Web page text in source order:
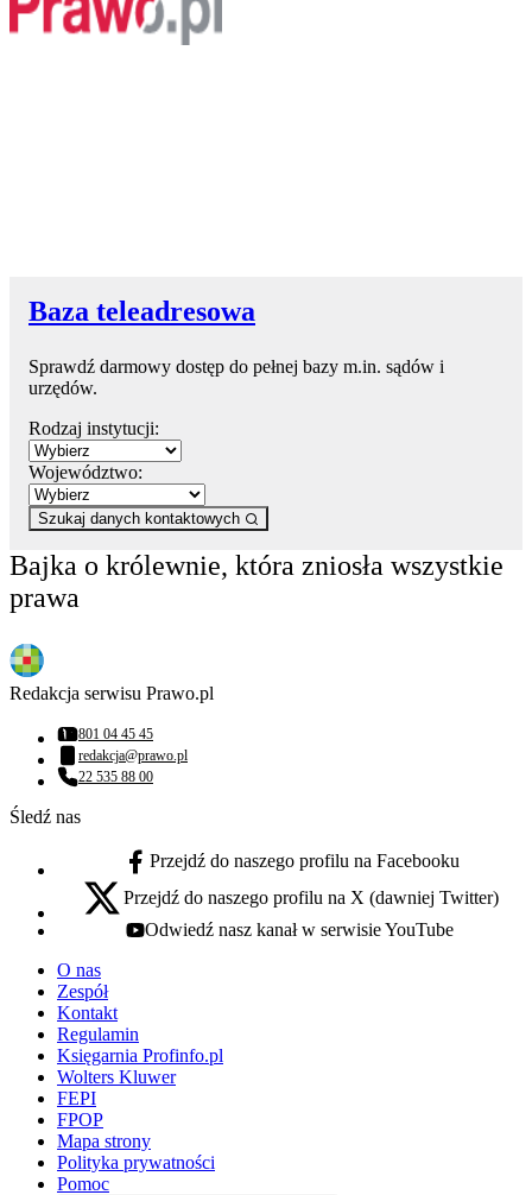
Baza teleadresowa
Sprawdź darmowy dostęp do pełnej bazy m.in. sądów i
urzędów.
Rodzaj instytucji:
Województwo:
Szukaj danych kontaktowych
Bajka o królewnie, która zniosła wszystkie
prawa
Redakcja serwisu Prawo.pl
Numer telefonu:
801 04 45 45
Adres email:
redakcja@prawo.pl
Numer telefonu:
22 535 88 00
Śledź nas
facebook - otwiera się w nowej karcie
Przejdź do naszego profilu na Facebooku
x - otwiera się w nowej karcie
Przejdź do naszego profilu na X (dawniej Twitter)
youtube - otwiera się w nowej karcie
Odwiedź nasz kanał w serwisie YouTube
O nas
Zespół
Kontakt
Regulamin
Księgarnia Profinfo.pl
Wolters Kluwer
FEPI
FPOP
Mapa strony
Polityka prywatności
Pomoc